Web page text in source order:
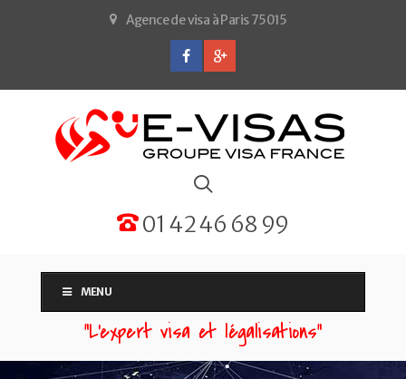
Agence de visa à Paris 75015
01 42 46 68 99
MENU
“L'expert visa et légalisations”